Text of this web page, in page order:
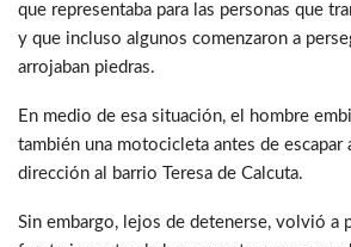
que representaba para las personas que
y que incluso algunos comenzaron a
arrojaban piedras.
En medio de esa situación, el hombre
también una motocicleta antes de escapar
dirección al barrio Teresa de Calcuta.
Sin embargo, lejos de detenerse, volvió a